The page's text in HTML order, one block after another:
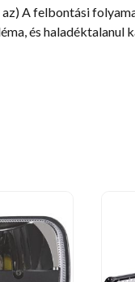
A felbontási
és haladéktalanul